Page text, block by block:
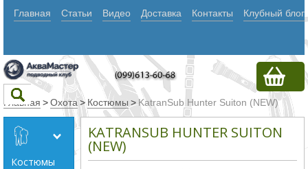
Главная Статьи Видео Доставка Контакты Клубный блог
Текст
Главная >Охота > Костюмы > KatranSub Hunter Suiton (NEW)
Костюмы
KATRANSUB HUNTER SUITON
(NEW)